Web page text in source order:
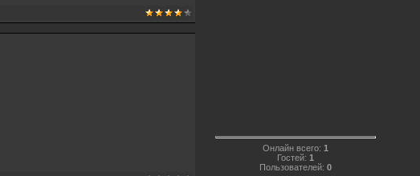
Онлайн всего: 1
Гостей: 1
Пользователей: 0